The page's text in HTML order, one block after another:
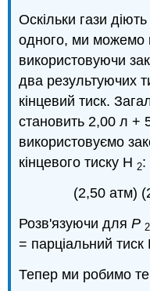
Оскільки гази
одного, ми можемо
використовуючи
два результуючих
кінцевий тиск.
становить 2,00 л +
використовуємо
кінцевого тиску Н 2:
(2,50 атм)
Розв'язуючи дляР 2
= парціальний тиск
Тепер ми робимо